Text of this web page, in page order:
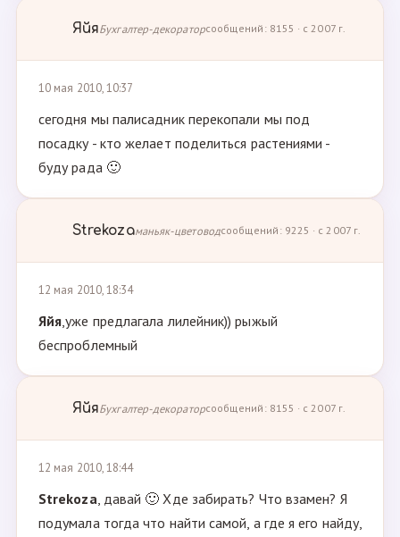
ЯйяБухгалтер-декораторсообщений: 8155 · с 2007 г.
10 мая 2010, 10:37
сегодня мы палисадник перекопали мы под
посадку - кто желает поделиться растениями -
буду рада 🙂
Strekozaманьяк-цветоводсообщений: 9225 · с 2007 г.
12 мая 2010, 18:34
Яйя,уже предлагала лилейник)) рыжый
беспроблемный
ЯйяБухгалтер-декораторсообщений: 8155 · с 2007 г.
12 мая 2010, 18:44
Strekoza, давай 🙂 Хде забирать? Что взамен? Я
подумала тогда что найти самой, а где я его найду,